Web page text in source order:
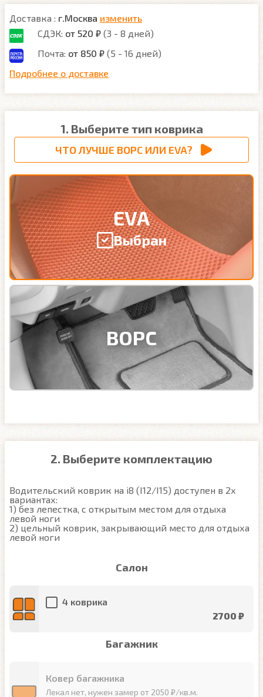
Доставка : г.Москва изменить
СДЭК: от 520 ₽ (3 - 8 дней)
Почта: от 850 ₽ (5 - 16 дней)
Подробнее о доставке
1. Выберите тип коврика
ЧТО ЛУЧШЕ ВОРС ИЛИ EVA?
EVA
Выбран
ВОРС
2. Выберите комплектацию
Водительский коврик на i8 (I12/I15) доступен в 2х
вариантах:
1) без лепестка, с открытым местом для отдыха
левой ноги
2) цельный коврик, закрывающий место для отдыха
левой ноги
Салон
4 коврика
2700 ₽
Багажник
Ковер багажника
Лекал нет, нужен замер от 2050 ₽/кв.м.